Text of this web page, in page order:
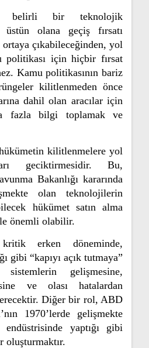
belirli bir teknolojik
üstün olana geçiş fırsatı
çıkabileceğinden, yol
politikası için hiçbir fırsat
Kamu politikasının bariz
kilitlenmeden önce
dahil olan aracılar için
fazla bilgi toplamak ve
kilitlenmelere yol
geciktirmesidir. Bu,
Bakanlığı kararında
olan teknolojilerin
hükümet satın alma
önemli olabilir.
erken döneminde,
gibi “kapıyı açık tutmaya”
gelişmesine,
ve olası hatalardan
Diğer bir rol, ABD
1970’lerde gelişmekte
yaptığı gibi
oluşturmaktır.